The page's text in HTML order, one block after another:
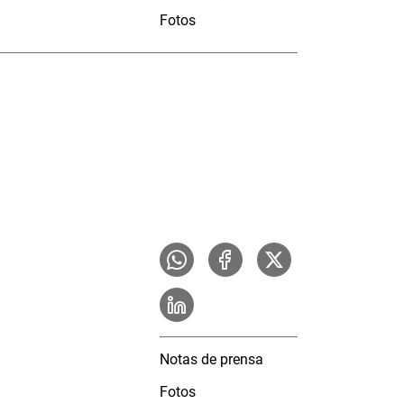
Fotos
Notas de prensa
Fotos